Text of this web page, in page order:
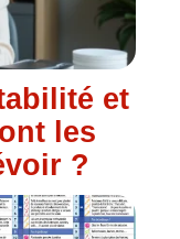
et
les
?